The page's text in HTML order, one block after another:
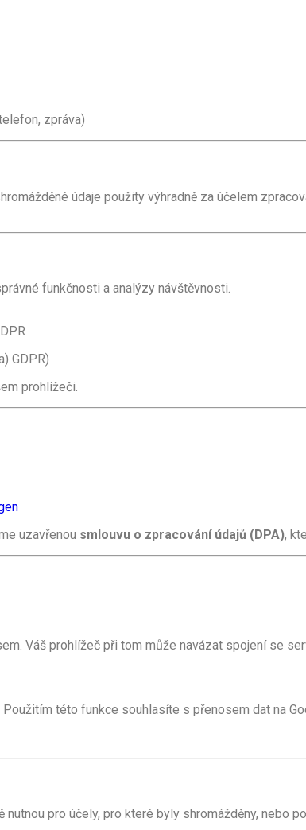
zpráva)
údaje použity výhradně za účelem
funkčnosti a analýzy návštěvnosti.
GDPR)
prohlížeči.
uzavřenou smlouvu o zpracování údajů (DPA),
Váš prohlížeč při tom může navázat spojení se
této funkce souhlasíte s přenosem dat na
pro účely, pro které byly shromážděny, nebo